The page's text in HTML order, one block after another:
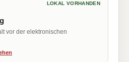
LOKAL VORHANDEN
vor der elektronischen